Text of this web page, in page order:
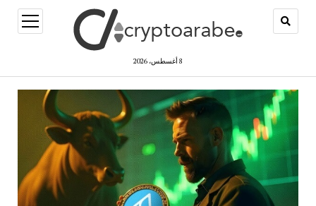
8 أغسطس، 2026
open
menu